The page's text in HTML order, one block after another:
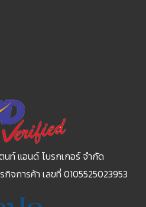
ท์ แอนด์ โบรกเกอร์ จำกัด
การค้า เลขที่ 0105525023953